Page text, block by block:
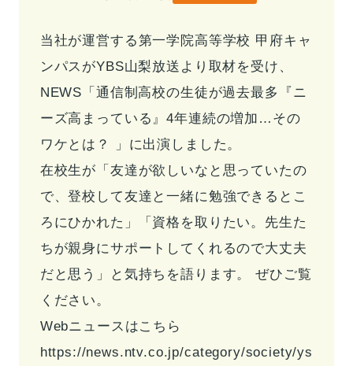
企業情報トップ
ご挨拶
会社概要
役員紹介
沿革
お問い合わせ
お問い合わせトップ
採用情報
IR・サステナビリティ
当社が運営する第一学院高等学校 甲府キャ
ンパスがYBS山梨放送より取材を受け、
NEWS「通信制高校の生徒が過去最多『ニ
ーズ高まっている』4年連続の増加…その
ワケとは？ 」に出演しました。
在校生が「友達が欲しいなと思っていたの
で、登校して友達と一緒に勉強できるとこ
ろにひかれた」「資格を取りたい。先生た
ちが親身にサポートしてくれるので大丈夫
だと思う」と気持ちを語ります。 ぜひご覧
ください。
Webニュースはこちら
https://news.ntv.co.jp/category/society/ys